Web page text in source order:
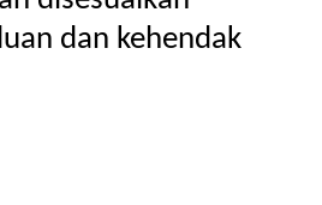
dan kehendak